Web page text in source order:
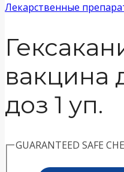
Лекарственные
вакцина
доз 1 уп.
GUARANTEED SAFE